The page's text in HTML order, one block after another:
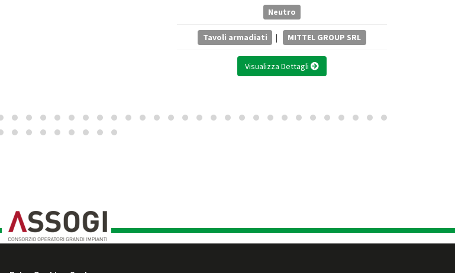
Neutro
Tavoli armadiati | MITTEL GROUP SRL
Visualizza Dettagli